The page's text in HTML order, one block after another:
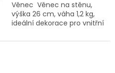
hvězdiček.
Věnec Věnec na stěnu,
výška 26 cm, váha 1,2 kg,
ideální dekorace pro vnitřní
nadčasový design, vhodný